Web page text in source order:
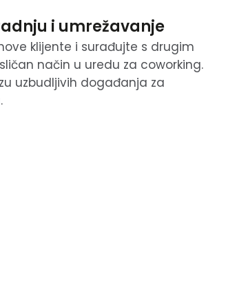
i umrežavanje
klijente i surađujte s drugim
način u uredu za coworking.
uzbudljivih događanja za